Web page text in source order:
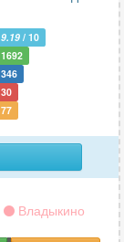
9.19 / 10
1692
346
30
77
Владыкино